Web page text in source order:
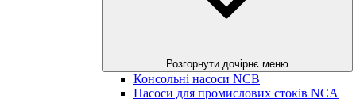
Розгорнути дочірнє меню
Консольні насоси NCB
Насоси для промислових стоків NCA